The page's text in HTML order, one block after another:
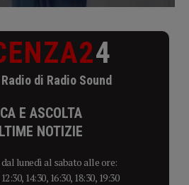
4
di Radio Sound
E ASCOLTA
NOTIZIE
lunedì al sabato alle ore:
14:30, 16:30, 18:30, 19:30